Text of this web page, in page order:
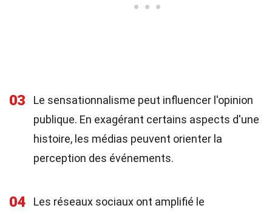
03
Le sensationnalisme peut influencer l'opinion
publique. En exagérant certains aspects d'une
histoire, les médias peuvent orienter la
perception des événements.
04
Les réseaux sociaux ont amplifié le